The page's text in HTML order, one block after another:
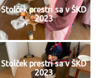
Stolček prestri sa v ŠKD
2023
Stolček prestri sa v ŠKD
2023